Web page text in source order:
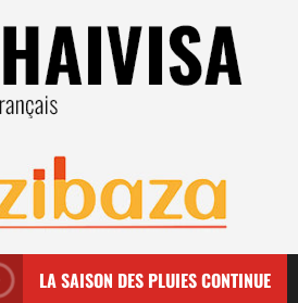
LA SAISON DES PLUIES CONTINUE